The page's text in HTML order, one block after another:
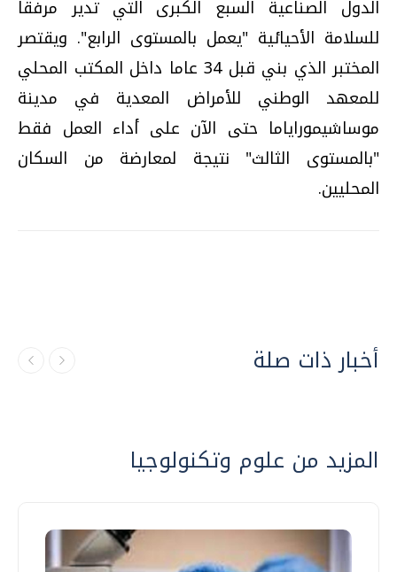
الدول الصناعية السبع الكبرى التي تدير مرفقا
للسلامة الأحيائية "يعمل بالمستوى الرابع". ويقتصر
المختبر الذي بني قبل 34 عاما داخل المكتب المحلي
للمعهد الوطني للأمراض المعدية في مدينة
موساشيموراياما حتى الآن على أداء العمل فقط
"بالمستوى الثالث" نتيجة لمعارضة من السكان
المحليين.
أخبار ذات صلة
المزيد من علوم وتكنولوجيا